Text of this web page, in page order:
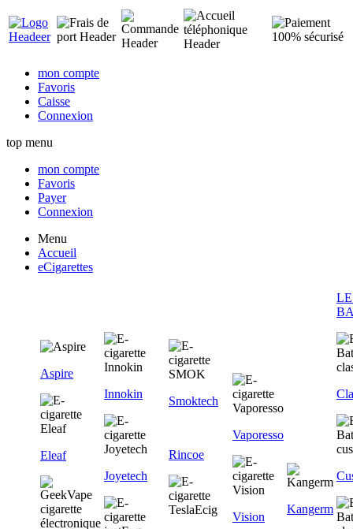
mon compte
Favoris
Caisse
Connexion
top menu
mon compte
Favoris
Payer
Connexion
Menu
Accueil
eCigarettes
Aspire
Eleaf
Innokin
Joyetech
Smoktech
Rincoe
Vaporesso
Vision
Kangerm